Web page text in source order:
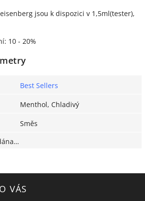
jsou k dispozici v 1,5ml(tester),
10 - 20%
Best Sellers
Menthol, Chladivý
Směs
VÁS